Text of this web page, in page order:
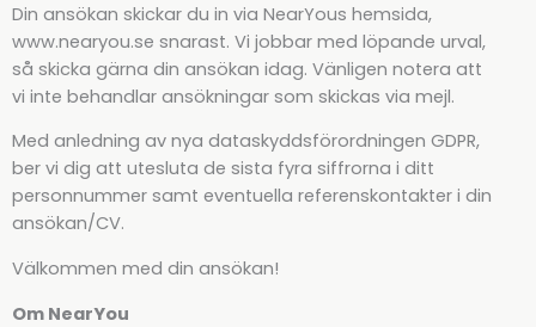
Din ansökan skickar du in via NearYous hemsida,
www.nearyou.se snarast. Vi jobbar med löpande urval,
så skicka gärna din ansökan idag. Vänligen notera att
vi inte behandlar ansökningar som skickas via mejl.
Med anledning av nya dataskyddsförordningen GDPR,
ber vi dig att utesluta de sista fyra siffrorna i ditt
personnummer samt eventuella referenskontakter i din
ansökan/CV.
Välkommen med din ansökan!
Om NearYou